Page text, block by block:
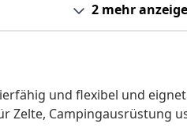
2 mehr
und flexibel und
Zelte, Campingausrüstung